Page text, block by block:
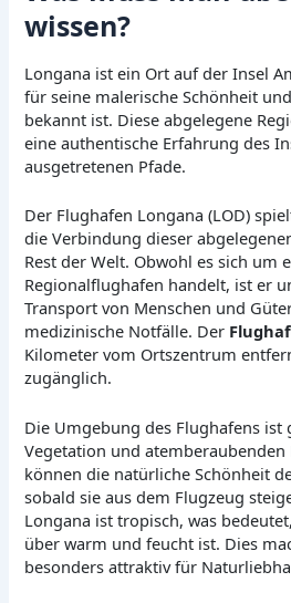
wissen?
Longana ist ein Ort auf der Insel
für seine malerische Schönheit
bekannt ist. Diese abgelegene
eine authentische Erfahrung des
ausgetretenen Pfade.
Der Flughafen Longana (LOD)
die Verbindung dieser
Rest der Welt. Obwohl es sich um
Regionalflughafen handelt, ist er
Transport von Menschen und
medizinische Notfälle. Der
Kilometer vom Ortszentrum
zugänglich.
Die Umgebung des Flughafens
Vegetation und atemberaubenden
können die natürliche Schönheit
sobald sie aus dem Flugzeug
Longana ist tropisch, was
über warm und feucht ist. Dies
besonders attraktiv für